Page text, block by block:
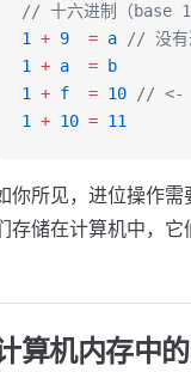
// 十六进制（base
1
+ 9
  =
a // 没有
1
+ a
  =
b
1
+ f
  =
10 // <-
1
+ 10 = 11
你所见，进位操作
存储在计算机中，它
算机内存中